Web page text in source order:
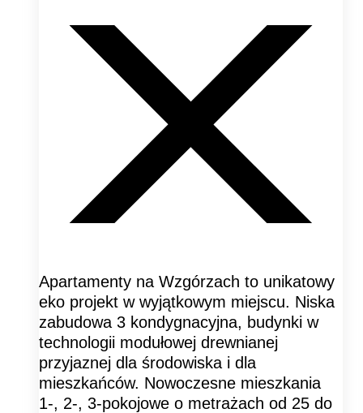
Apartamenty na Wzgórzach to unikatowy
eko projekt w wyjątkowym miejscu. Niska
zabudowa 3 kondygnacyjna, budynki w
technologii modułowej drewnianej
przyjaznej dla środowiska i dla
mieszkańców. Nowoczesne mieszkania
1-, 2-, 3-pokojowe o metrażach od 25 do